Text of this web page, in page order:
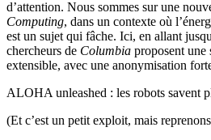
d’attention. Nous sommes sur une
Computing, dans un contexte où
est un sujet qui fâche. Ici, en allant
chercheurs de Columbia proposent une
extensible, avec une anonymisation
ALOHA unleashed : les robots savent
(Et c’est un petit exploit, mais